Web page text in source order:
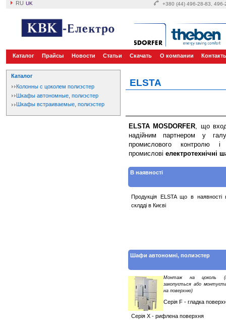
RU UK +380 (44) 496-28-83,
Каталог Прайсы Новости Статьи Скачать О компании
Каталог
Колонны с цоколем полиэстер
Шкафы автономные, полиэстер
Шкафы встраиваемые, полиэстер
ELSTA
ELSTA MOSDORFER, що
надійним партнером у
промислового контролю і
промислові електротехнічні
В наявності
Продукція ELSTA що в наявності
склдді в Києві
Шафи автономні, полиэстер
Монтаж на цоколь
закопується або
на поверхню)
Серія F - гладка
Серія X - рифлена поверхня